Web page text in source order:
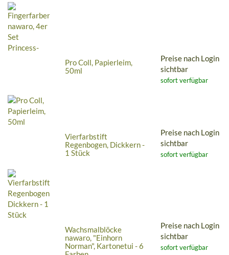
Pro Coll, Papierleim,
50ml
Preise nach Login
sichtbar
sofort verfügbar
Vierfarbstift
Regenbogen, Dickkern -
1 Stück
Preise nach Login
sichtbar
sofort verfügbar
Wachsmalblöcke
nawaro, "Einhorn
Norman", Kartonetui - 6
Preise nach Login
sichtbar
sofort verfügbar